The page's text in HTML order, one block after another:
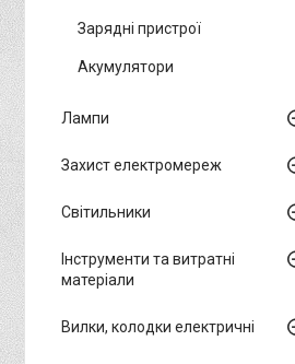
Зарядні пристрої
Акумулятори
Лампи
Захист електромереж
Світильники
Інструменти та витратні
матеріали
Вилки, колодки електричні